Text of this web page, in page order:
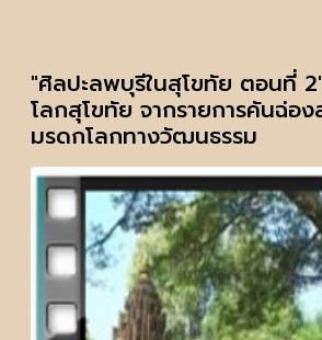
"ศิลปะลพบุรีในสุโขทัย ตอนที่
โลกสุโขทัย จากรายการคันฉ่อ
มรดกโลกทางวัฒนธรรม